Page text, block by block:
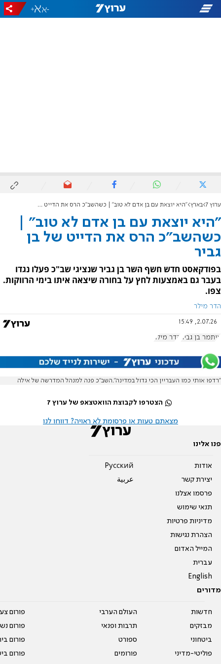
-
+
ערוץ 7 בארץ "היא יוצאת עם בן אדם לא טוב" | כשהשב"כ הרס את הדייט של בן גביר
"היא יוצאת עם בן אדם לא טוב" |
כשהשב"כ הרס את הדייט של בן
גביר
בפודקאסט חדש חשף השר בן גביר שנציגי שב"כ פעלו נגדו
בעבר גם באמצעות לחץ על בחורה שיצאה איתו בימי הרווקות.
צפו.
הדר מילר
2.07.26, 15:49
איתמר בן גביר הדר מילר
"רדפו אותי כמו העבריין הכי גדול במדינה".השב"כ פנה למנהל המדרשה של אילה
הצטרפו לקבוצת הוואטצאפ של ערוץ 7
מצאתם טעות או פרסומת לא ראויה? דווחו לנו
פנו אלינו
אודות
יצירת קשר
פרסמו אצלנו
תנאי שימוש
מדיניות פרטיות
הצהרת נגישות
המייל האדום
עברית
English
Pусский
عربية
מדורים
חדשות
מבזקים
ביטחוני
פוליטי-מדיני
העולם הערבי
תרבות ופנאי
ספורט
פורומים
פורום
פורום
פורום
פורום